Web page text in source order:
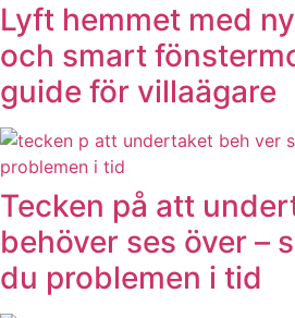
Lyft hemmet med
och smart
guide för villaägare
Tecken på att
behöver ses över –
du problemen i tid